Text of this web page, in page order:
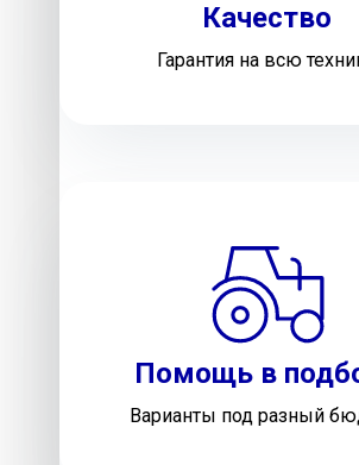
Качество
Гарантия на всю
Помощь в
Варианты под разный